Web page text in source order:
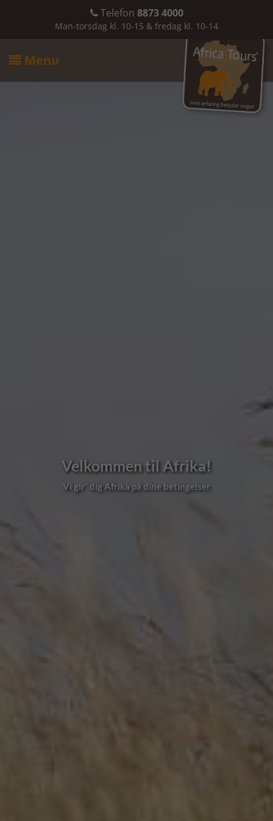
Telefon 8873 4000
Man-torsdag kl. 10-15 & fredag kl. 10-14
 Menu
Velkommen til Afrika!
Vi gir´ dig Afrika på dine betingelser